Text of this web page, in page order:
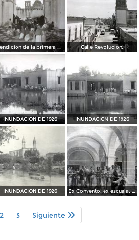
Bendicion de la primera piedra para el Hospital. Calle Revolucion.
INUNDACIÓN DE 1926 INUNDACIÓN DE 1926
INUNDACIÓN DE 1926 Ex Convento, ex escuela, ex cárcel, ex cuartel y más
2 3 Siguiente